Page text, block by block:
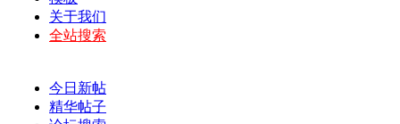
关于我们
全站搜索
今日新帖
精华帖子